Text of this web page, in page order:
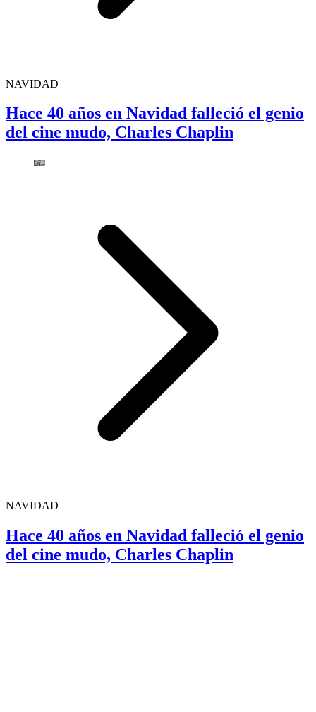
NAVIDAD
Hace 40 años en Navidad falleció el genio
del cine mudo, Charles Chaplin
NAVIDAD
Hace 40 años en Navidad falleció el genio
del cine mudo, Charles Chaplin